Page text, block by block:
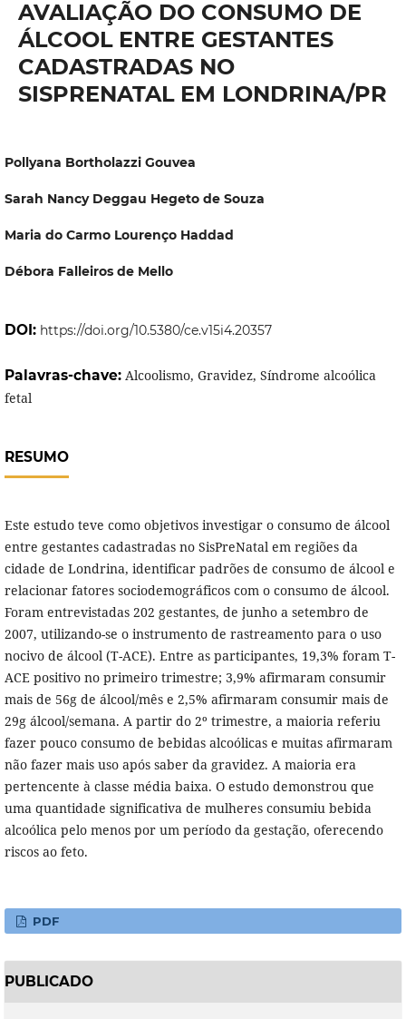
AVALIAÇÃO DO CONSUMO DE
ÁLCOOL ENTRE GESTANTES
CADASTRADAS NO
SISPRENATAL EM LONDRINA/PR
Pollyana Bortholazzi Gouvea
Sarah Nancy Deggau Hegeto de Souza
Maria do Carmo Lourenço Haddad
Débora Falleiros de Mello
DOI: https://doi.org/10.5380/ce.v15i4.20357
Palavras-chave: Alcoolismo, Gravidez, Síndrome alcoólica
fetal
RESUMO
Este estudo teve como objetivos investigar o consumo de álcool
entre gestantes cadastradas no SisPreNatal em regiões da
cidade de Londrina, identificar padrões de consumo de álcool e
relacionar fatores sociodemográficos com o consumo de álcool.
Foram entrevistadas 202 gestantes, de junho a setembro de
2007, utilizando-se o instrumento de rastreamento para o uso
nocivo de álcool (T-ACE). Entre as participantes, 19,3% foram T-
ACE positivo no primeiro trimestre; 3,9% afirmaram consumir
mais de 56g de álcool/mês e 2,5% afirmaram consumir mais de
29g álcool/semana. A partir do 2º trimestre, a maioria referiu
fazer pouco consumo de bebidas alcoólicas e muitas afirmaram
não fazer mais uso após saber da gravidez. A maioria era
pertencente à classe média baixa. O estudo demonstrou que
uma quantidade significativa de mulheres consumiu bebida
alcoólica pelo menos por um período da gestação, oferecendo
riscos ao feto.
PDF
PUBLICADO